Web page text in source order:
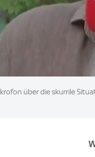
über die skurrile